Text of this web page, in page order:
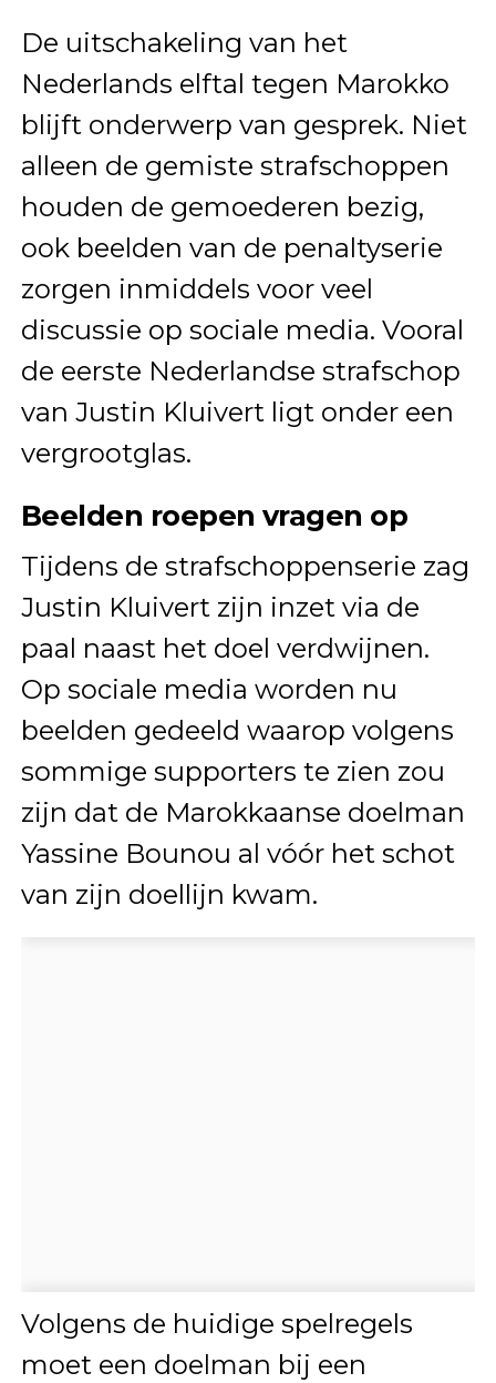
De uitschakeling van het
Nederlands elftal tegen Marokko
blijft onderwerp van gesprek. Niet
alleen de gemiste strafschoppen
houden de gemoederen bezig,
ook beelden van de penaltyserie
zorgen inmiddels voor veel
discussie op sociale media. Vooral
de eerste Nederlandse strafschop
van Justin Kluivert ligt onder een
vergrootglas.
Beelden roepen vragen op
Tijdens de strafschoppenserie zag
Justin Kluivert zijn inzet via de
paal naast het doel verdwijnen.
Op sociale media worden nu
beelden gedeeld waarop volgens
sommige supporters te zien zou
zijn dat de Marokkaanse doelman
Yassine Bounou al vóór het schot
van zijn doellijn kwam.
Volgens de huidige spelregels
moet een doelman bij een